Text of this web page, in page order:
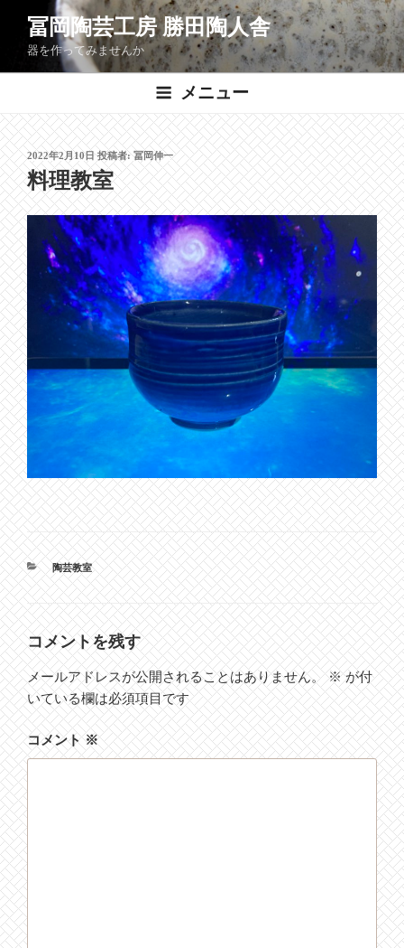
ン
へ
ス
キ
ッ
プ
冨岡陶芸工房 勝田陶人舎
器を作ってみませんか
メニュー
投
稿
日:
2022年2月10日投稿者:冨岡伸一
料理教室
カ
テ
ゴ
リ
ー
陶芸教室
コメントを残す
メールアドレスが公開されることはありません。 ※が付
いている欄は必須項目です
コメント※